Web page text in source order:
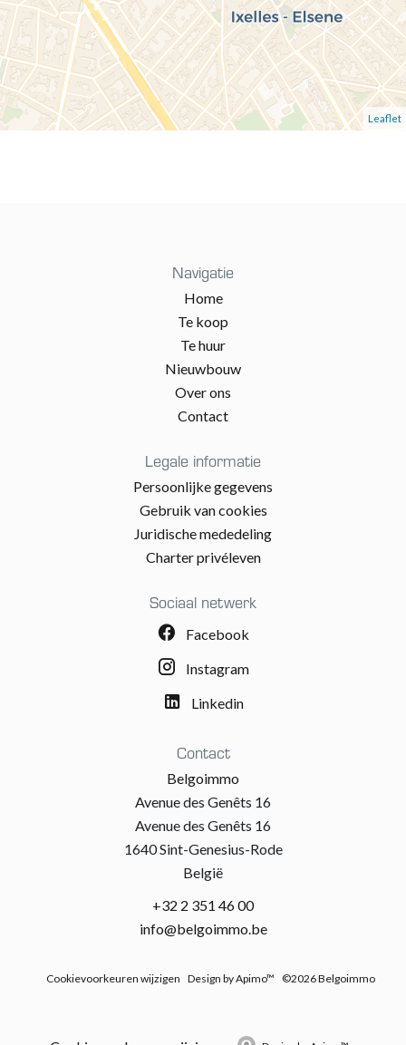
Leaflet
Navigatie
Home
Te koop
Te huur
Nieuwbouw
Over ons
Contact
Legale informatie
Persoonlijke gegevens
Gebruik van cookies
Juridische mededeling
Charter privéleven
Sociaal netwerk
Facebook
Instagram
Linkedin
Contact
Belgoimmo
Avenue des Genêts 16
Avenue des Genêts 16
1640 Sint-Genesius-Rode
België
+32 2 351 46 00
info@belgoimmo.be
Cookievoorkeuren wijzigen Design byApimo™ ©2026 Belgoimmo